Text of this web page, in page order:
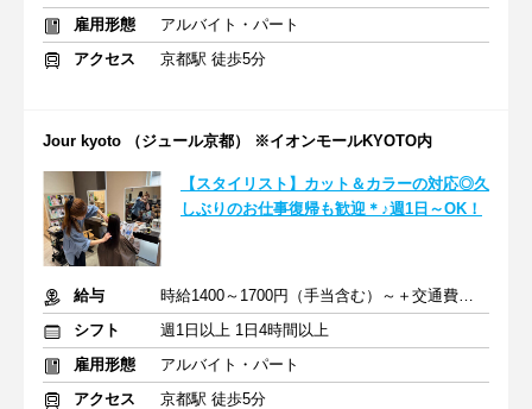
雇用形態
アルバイト・パート
アクセス
京都駅 徒歩5分
Jour kyoto （ジュール京都） ※イオンモールKYOTO内
【スタイリスト】カット＆カラーの対応◎久
しぶりのお仕事復帰も歓迎＊♪週1日～OK！
給与
時給1400～1700円（手当含む）～＋交通費一部支給
シフト
週1日以上 1日4時間以上
雇用形態
アルバイト・パート
アクセス
京都駅 徒歩5分